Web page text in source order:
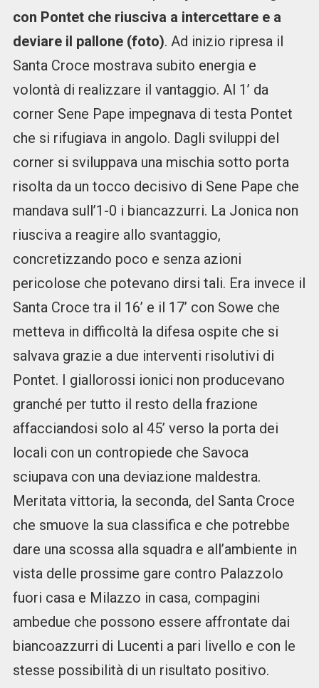
con Pontet che riusciva a intercettare e a
deviare il pallone (foto). Ad inizio ripresa il
Santa Croce mostrava subito energia e
volontà di realizzare il vantaggio. Al 1’ da
corner Sene Pape impegnava di testa Pontet
che si rifugiava in angolo. Dagli sviluppi del
corner si sviluppava una mischia sotto porta
risolta da un tocco decisivo di Sene Pape che
mandava sull’1-0 i biancazzurri. La Jonica non
riusciva a reagire allo svantaggio,
concretizzando poco e senza azioni
pericolose che potevano dirsi tali. Era invece il
Santa Croce tra il 16’ e il 17’ con Sowe che
metteva in difficoltà la difesa ospite che si
salvava grazie a due interventi risolutivi di
Pontet. I giallorossi ionici non producevano
granché per tutto il resto della frazione
affacciandosi solo al 45’ verso la porta dei
locali con un contropiede che Savoca
sciupava con una deviazione maldestra.
Meritata vittoria, la seconda, del Santa Croce
che smuove la sua classifica e che potrebbe
dare una scossa alla squadra e all’ambiente in
vista delle prossime gare contro Palazzolo
fuori casa e Milazzo in casa, compagini
ambedue che possono essere affrontate dai
biancoazzurri di Lucenti a pari livello e con le
stesse possibilità di un risultato positivo.